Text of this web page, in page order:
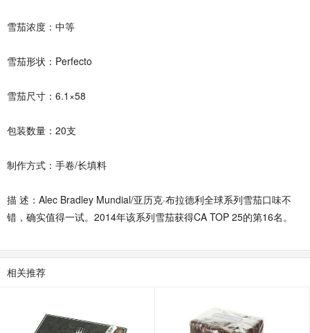
雪茄浓度：中等
雪茄形状：Perfecto
雪茄尺寸：6.1×58
包装数量：20支
制作方式：手卷/长填料
描 述：Alec Bradley Mundial/亚历克·布拉德利全球系列雪茄口味不
错，确实值得一试。2014年该系列雪茄获得CA TOP 25的第16名。
相关推荐